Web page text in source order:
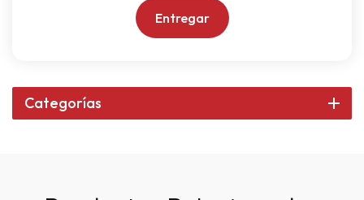
Entregar
Categorías